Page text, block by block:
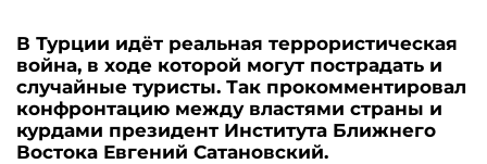
В Турции идёт реальная террористическая
война, в ходе которой могут пострадать и
случайные туристы. Так прокомментировал
конфронтацию между властями страны и
курдами президент Института Ближнего
Востока Евгений Сатановский.